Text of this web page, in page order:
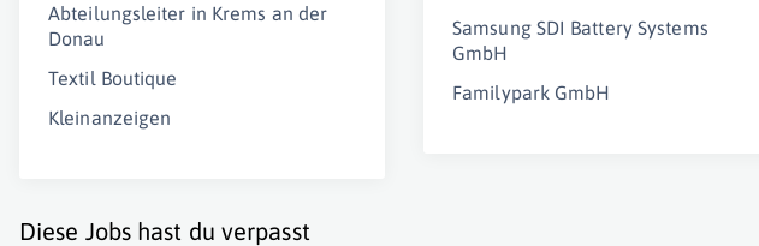
Abteilungsleiter in Krems an der
Donau
Textil Boutique
Kleinanzeigen
Samsung SDI Battery Systems
GmbH
Familypark GmbH
Diese Jobs hast du verpasst